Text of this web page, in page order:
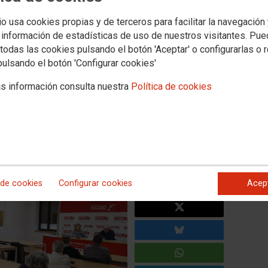
usa cookies propias y de terceros para facilitar la navegación
de estadísticas de uso de nuestros visitantes.
las cookies pulsando el botón 'Aceptar' o configurarlas o
el botón 'Configurar cookies'
información consulta nuestra Política de cookies
cookies Configurar cookies
más allá del trabajo. Las
y de Industria
de seguir formando parte
junto con la Federación de Industria, han celebrado una
en el año 2026 con el fin de dar a conocer cómo es el
de Pensionistas.